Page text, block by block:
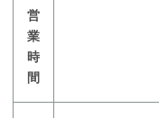
営
業
時
間